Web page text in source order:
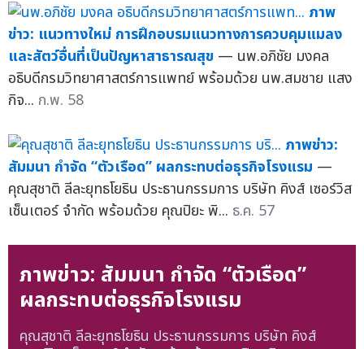
ภาพ
ข่าว: แนวทางใหม่ การฝึกอบรมแนวทางการควบคุมแมลง
และสัตว์อื่นที่เป็นปัญหาสาธารณสุข — นพ.อภิชัย มงคล
อธิบดีกรมวิทยาศาสตร์การแพทย์ พร้อมด้วย นพ.สมชาย แสง
กิจ... ก.พ. 58
ภาพข่าว:
สัมมนา กำจัด “ตัวเรือด” ผลกระทบต่อธุรกิจโรงแรม —
คุณสุชาติ ลีละยุทธโยธิน ประธานกรรมการ บริษัท คิงส์ เซอร์วิส
เซ็นเตอร์ จำกัด พร้อมด้วย คุณปิยะ พิ... ธ.ค. 57
ภาพข่าว: สัมมนา กำจัด “ตัวเรือด”
ผลกระทบต่อธุรกิจโรงแรม
คุณสุชาติ ลีละยุทธโยธิน ประธานกรรมการ บริษัท คิงส์